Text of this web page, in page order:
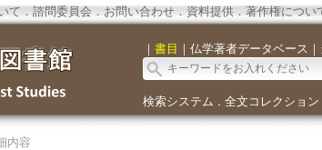
て ． 諮問委員会． お問い合わせ． 資料提供． 著作権につい
｜ 書目 ｜ 仏学著者データベース ｜
検索システム ． 全文コレクション
内容